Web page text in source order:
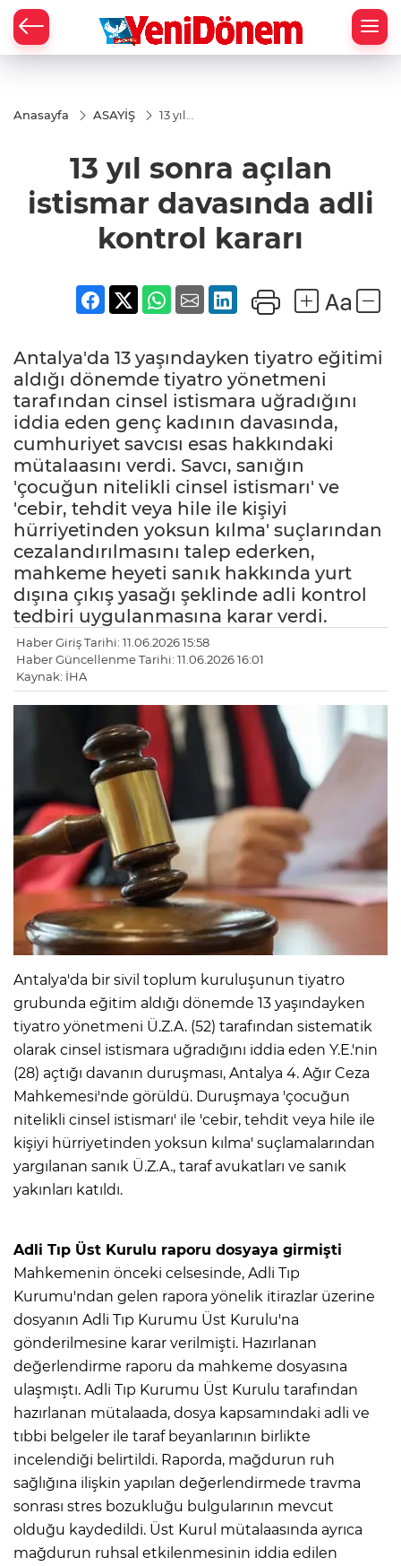
Anasayfa ASAYİŞ
13 yıl
davasında
kontrol
kararı
13 yıl sonra açılan
istismar davasında adli
kontrol kararı
Antalya'da 13 yaşındayken tiyatro eğitimi
aldığı dönemde tiyatro yönetmeni
tarafından cinsel istismara uğradığını
iddia eden genç kadının davasında,
cumhuriyet savcısı esas hakkındaki
mütalaasını verdi. Savcı, sanığın
'çocuğun nitelikli cinsel istismarı' ve
'cebir, tehdit veya hile ile kişiyi
hürriyetinden yoksun kılma' suçlarından
cezalandırılmasını talep ederken,
mahkeme heyeti sanık hakkında yurt
dışına çıkış yasağı şeklinde adli kontrol
tedbiri uygulanmasına karar verdi.
Haber Giriş Tarihi: 11.06.2026 15:58
Haber Güncellenme Tarihi: 11.06.2026 16:01
Kaynak: İHA
Antalya'da bir sivil toplum kuruluşunun tiyatro
grubunda eğitim aldığı dönemde 13 yaşındayken
tiyatro yönetmeni Ü.Z.A. (52) tarafından sistematik
olarak cinsel istismara uğradığını iddia eden Y.E.'nin
(28) açtığı davanın duruşması, Antalya 4. Ağır Ceza
Mahkemesi'nde görüldü. Duruşmaya 'çocuğun
nitelikli cinsel istismarı' ile 'cebir, tehdit veya hile ile
kişiyi hürriyetinden yoksun kılma' suçlamalarından
yargılanan sanık Ü.Z.A., taraf avukatları ve sanık
yakınları katıldı.
Adli Tıp Üst Kurulu raporu dosyaya girmişti
Mahkemenin önceki celsesinde, Adli Tıp
Kurumu'ndan gelen rapora yönelik itirazlar üzerine
dosyanın Adli Tıp Kurumu Üst Kurulu'na
gönderilmesine karar verilmişti. Hazırlanan
değerlendirme raporu da mahkeme dosyasına
ulaşmıştı. Adli Tıp Kurumu Üst Kurulu tarafından
hazırlanan mütalaada, dosya kapsamındaki adli ve
tıbbi belgeler ile taraf beyanlarının birlikte
incelendiği belirtildi. Raporda, mağdurun ruh
sağlığına ilişkin yapılan değerlendirmede travma
sonrası stres bozukluğu bulgularının mevcut
olduğu kaydedildi. Üst Kurul mütalaasında ayrıca
mağdurun ruhsal etkilenmesinin iddia edilen